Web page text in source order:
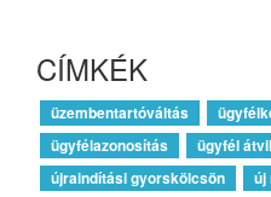
CÍMKÉK
üzembentartóváltás
ügyfélazonosítás
ügyfél
újraindítási gyorskölcsön
új